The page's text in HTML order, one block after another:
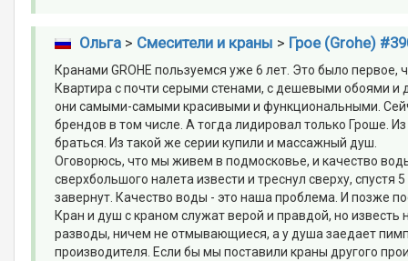
Ольга> Смесители и краны > Грое (Grohe)
Кранами GROHE пользуемся уже 6 лет. Это было
Квартира с почти серыми стенами, с дешевыми обоями и
они самыми-самыми красивыми и функциональными.
брендов в том числе. А тогда лидировал только Гроше.
браться. Из такой же серии купили и массажный душ.
Оговорюсь, что мы живем в подмосковье, и качество
сверхбольшого налета извести и треснул сверху,
завернут. Качество воды - это наша проблема. И позже
Кран и душ с краном служат верой и правдой, но
разводы, ничем не отмывающиеся, а у душа заедает
производителя. Если бы мы поставили краны другого